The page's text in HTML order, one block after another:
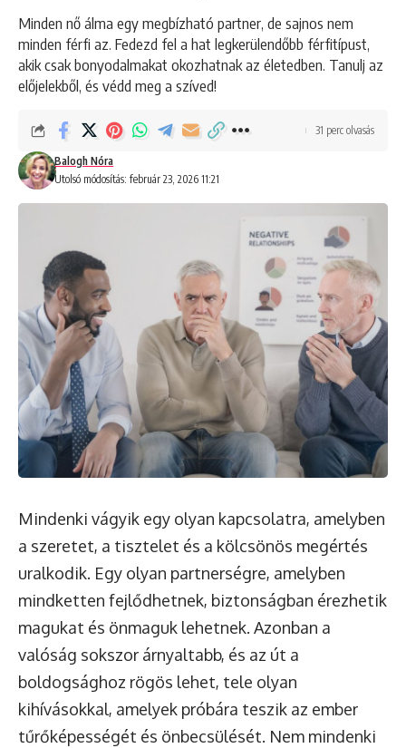
Minden nő álma egy megbízható partner, de sajnos nem
minden férfi az. Fedezd fel a hat legkerülendőbb férfitípust,
akik csak bonyodalmakat okozhatnak az életedben. Tanulj az
előjelekből, és védd meg a szíved!
Utolsó módosítás: február 23, 2026 11:21
Balogh Nóra
31 perc olvasás
Mindenki vágyik egy olyan kapcsolatra, amelyben
a szeretet, a tisztelet és a kölcsönös megértés
uralkodik. Egy olyan partnerségre, amelyben
mindketten fejlődhetnek, biztonságban érezhetik
magukat és önmaguk lehetnek. Azonban a
valóság sokszor árnyaltabb, és az út a
boldogsághoz rögös lehet, tele olyan
kihívásokkal, amelyek próbára teszik az ember
tűrőképességét és önbecsülését. Nem mindenki